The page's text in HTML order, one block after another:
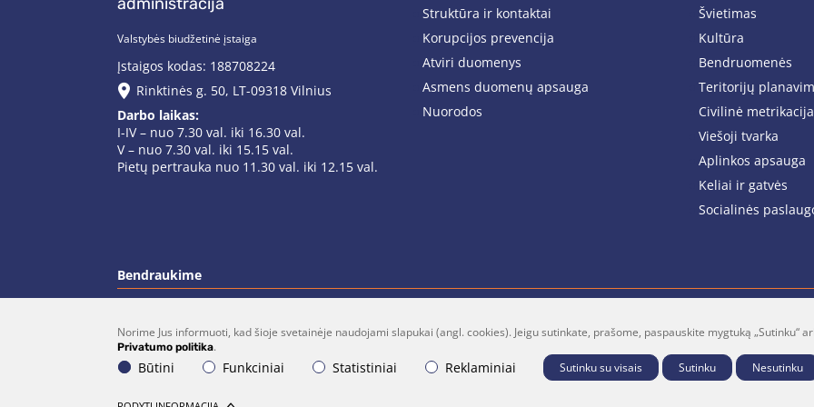
Valstybės biudžetinė įstaiga
Įstaigos kodas: 188708224
Rinktinės g. 50, LT-09318 Vilnius
Darbo laikas:
I-IV – nuo 7.30 val. iki 16.30 val.
V – nuo 7.30 val. iki 15.15 val.
Pietų pertrauka nuo 11.30 val. iki 12.15 val.
Struktūra ir kontaktai
Korupcijos prevencija
Atviri duomenys
Asmens duomenų apsauga
Nuorodos
Švietimas
Kultūra
Bendruomenės
Teritorijų
Civilinė metrikacija
Viešoji tvarka
Aplinkos apsauga
Keliai ir gatvės
Socialinės
Bendraukime
(0 5)  275 1990 vrsa@vrsa.lt Facebook Youtube
Norime Jus informuoti, kad šioje svetainėje naudojami slapukai (angl. cookies). Jeigu sutinkate, prašome, paspauskite mygtuką „Sutinku“
Privatumo politika.
Būtini Funkciniai Statistiniai Reklaminiai Sutinku su visais Sutinku Nesutinku